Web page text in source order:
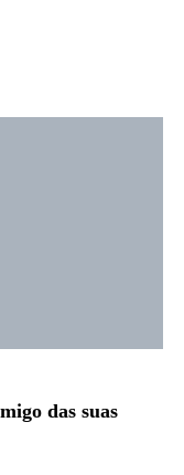
das suas